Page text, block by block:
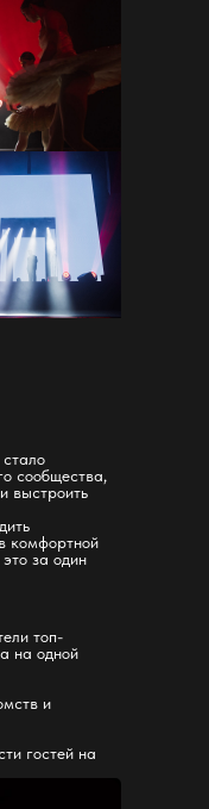
сообщества,
выстроить
комфортной
за один
топ-
на одной
и
гостей на